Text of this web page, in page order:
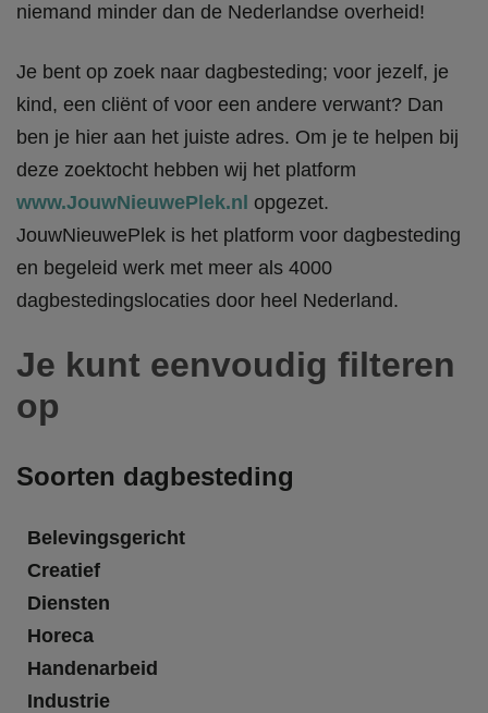
niemand minder dan de Nederlandse overheid!
Je bent op zoek naar dagbesteding; voor jezelf, je
kind, een cliënt of voor een andere verwant? Dan
ben je hier aan het juiste adres. Om je te helpen bij
deze zoektocht hebben wij het platform
www.JouwNieuwePlek.nl opgezet.
JouwNieuwePlek is het platform voor dagbesteding
en begeleid werk met meer als 4000
dagbestedingslocaties door heel Nederland.
Je kunt eenvoudig filteren
op
Soorten dagbesteding
Belevingsgericht
Creatief
Diensten
Horeca
Handenarbeid
Industrie